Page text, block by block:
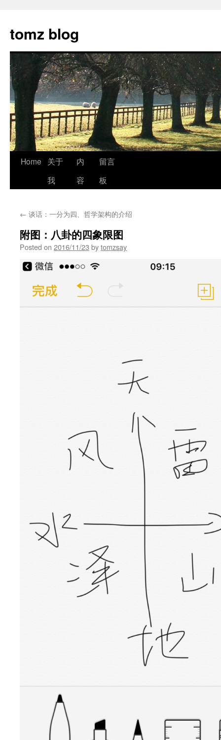
tomz blog
Skip
Home
关于
我
内
容
留言
板
← 谈话：一分为四、哲学架构的介绍
附图：八卦的四象限图
Posted on 2016/11/23 bytomzsay